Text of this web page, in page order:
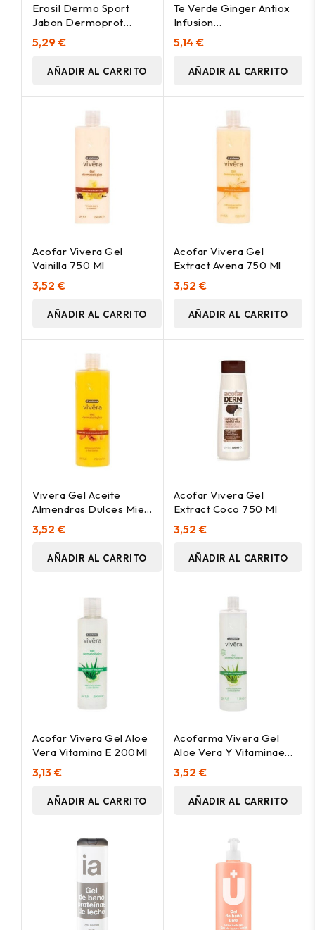
Erosil Dermo Sport
Jabon Dermoprot
250Ml
5,29 €
AÑADIR AL CARRITO
Te Verde Ginger Antiox
Infusion
15Piramides.Eco
5,14 €
AÑADIR AL CARRITO
Acofar Vivera Gel
Vainilla 750 Ml
3,52 €
AÑADIR AL CARRITO
Acofar Vivera Gel
Extract Avena 750 Ml
3,52 €
AÑADIR AL CARRITO
Vivera Gel Aceite
Almendras Dulces Miel
750Ml
3,52 €
AÑADIR AL CARRITO
Acofar Vivera Gel
Extract Coco 750 Ml
3,52 €
AÑADIR AL CARRITO
Acofar Vivera Gel Aloe
Vera Vitamina E 200Ml
3,13 €
AÑADIR AL CARRITO
Acofarma Vivera Gel
Aloe Vera Y Vitaminae
1L
3,52 €
AÑADIR AL CARRITO